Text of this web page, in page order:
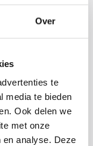
Over
te
media te bieden
Ook delen we
met onze
analyse. Deze
bent naar een
een ontspannen
en
jasje.